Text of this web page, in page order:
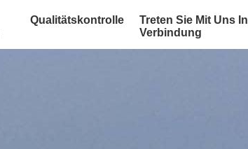
Qualitätskontrolle
Treten Sie Mit Uns In
Verbindung